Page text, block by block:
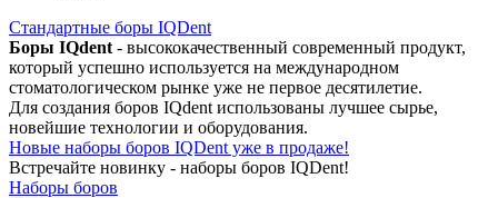
Стандартные боры IQDent
Боры IQdent - высококачественный современный продукт,
который успешно используется на международном
стоматологическом рынке уже не первое десятилетие.
Для создания боров IQdent использованы лучшее сырье,
новейшие технологии и оборудования.
Новые наборы боров IQDent уже в продаже!
Встречайте новинку - наборы боров IQDent!
Наборы боров